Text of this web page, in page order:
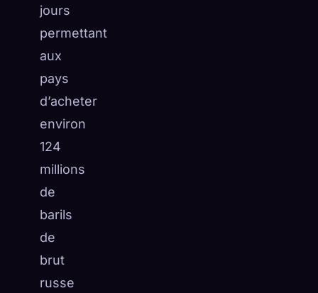
jours
permettant
aux
pays
d’acheter
environ
124
millions
de
barils
de
brut
russe